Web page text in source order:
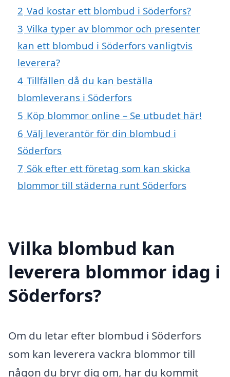
2 Vad kostar ett blombud i Söderfors?
3 Vilka typer av blommor och presenter
kan ett blombud i Söderfors vanligtvis
leverera?
4 Tillfällen då du kan beställa
blomleverans i Söderfors
5 Köp blommor online – Se utbudet här!
6 Välj leverantör för din blombud i
Söderfors
7 Sök efter ett företag som kan skicka
blommor till städerna runt Söderfors
Vilka blombud kan
leverera blommor idag i
Söderfors?
Om du letar efter blombud i Söderfors
som kan leverera vackra blommor till
någon du bryr dig om, har du kommit